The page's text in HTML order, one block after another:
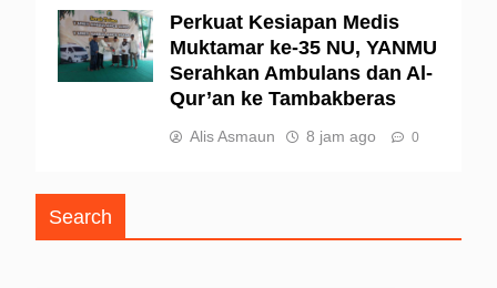
Perkuat Kesiapan Medis
Muktamar ke-35 NU, YANMU
Serahkan Ambulans dan Al-
Qur’an ke Tambakberas
Alis Asmaun 8 jam ago 0
Search